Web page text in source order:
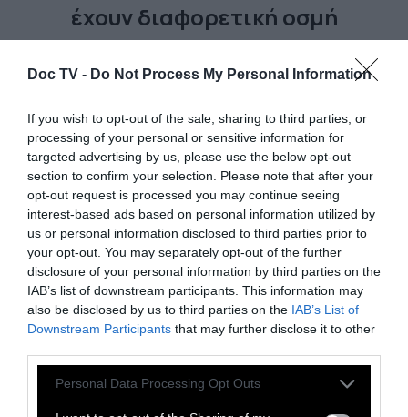
Doc TV - Do Not Process My Personal Information
If you wish to opt-out of the sale, sharing to third parties, or
processing of your personal or sensitive information for
targeted advertising by us, please use the below opt-out
section to confirm your selection. Please note that after your
opt-out request is processed you may continue seeing
interest-based ads based on personal information utilized by
us or personal information disclosed to third parties prior to
your opt-out. You may separately opt-out of the further
disclosure of your personal information by third parties on the
IAB’s list of downstream participants. This information may
also be disclosed by us to third parties on the IAB’s List of
Downstream Participants that may further disclose it to other
Personal Data Processing Opt Outs
έχουν διαφορετική οσμή
Έχοντας εμπειρία από σκύλους ακόμα και
υπεροσμία, οι επιστήμονες προσπαθούν να
ανιχνεύσουν τις οσμές των ασθενών, πριν
εκείνοι νοσήσουν
22 Σεπτεμβρίου 2025